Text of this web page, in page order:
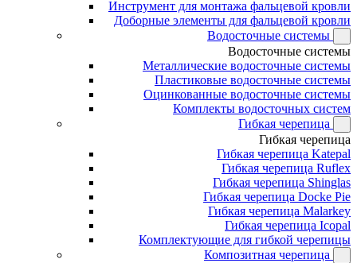
Инструмент для монтажа фальцевой кровли
Доборные элементы для фальцевой кровли
Водосточные системы
Водосточные системы
Металлические водосточные системы
Пластиковые водосточные системы
Оцинкованные водосточные системы
Комплекты водосточных систем
Гибкая черепица
Гибкая черепица
Гибкая черепица Katepal
Гибкая черепица Ruflex
Гибкая черепица Shinglas
Гибкая черепица Docke Pie
Гибкая черепица Malarkey
Гибкая черепица Icopal
Комплектующие для гибкой черепицы
Композитная черепица